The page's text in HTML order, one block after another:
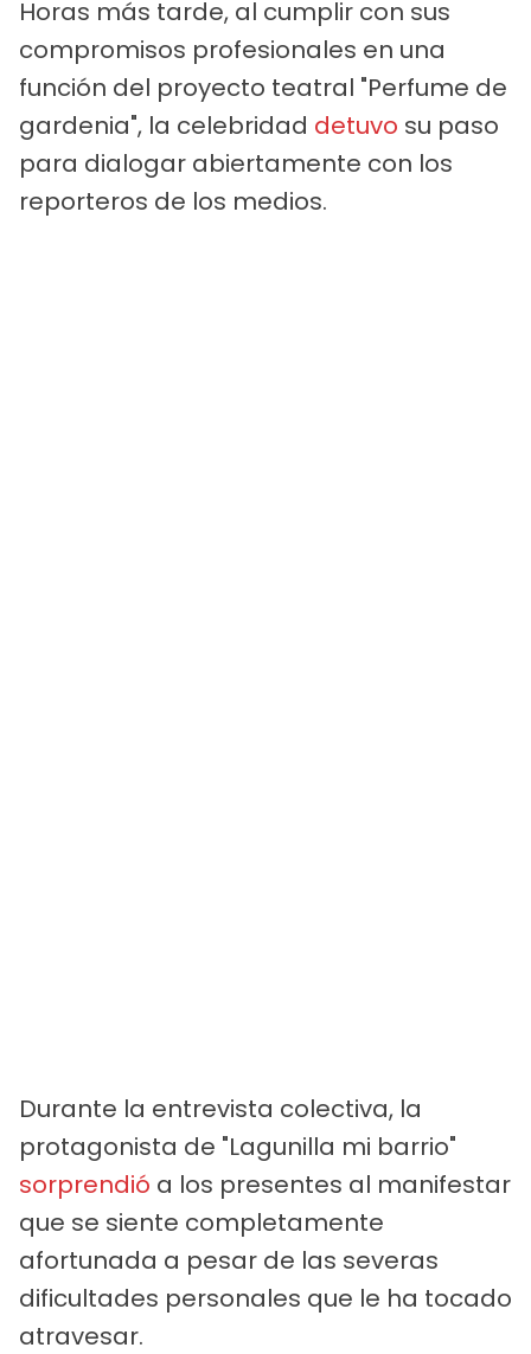
Horas más tarde, al cumplir con sus
compromisos profesionales en una
función del proyecto teatral "Perfume de
gardenia", la celebridad detuvo su paso
para dialogar abiertamente con los
reporteros de los medios.
Durante la entrevista colectiva, la
protagonista de "Lagunilla mi barrio"
sorprendió a los presentes al manifestar
que se siente completamente
afortunada a pesar de las severas
dificultades personales que le ha tocado
atravesar.